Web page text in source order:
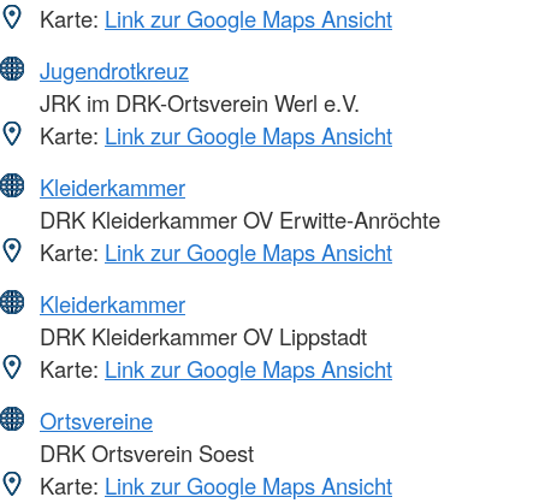
Karte: Link zur Google Maps Ansicht
Jugendrotkreuz
JRK im DRK-Ortsverein Werl e.V.
Karte: Link zur Google Maps Ansicht
Kleiderkammer
DRK Kleiderkammer OV Erwitte-Anröchte
Karte: Link zur Google Maps Ansicht
Kleiderkammer
DRK Kleiderkammer OV Lippstadt
Karte: Link zur Google Maps Ansicht
Ortsvereine
DRK Ortsverein Soest
Karte: Link zur Google Maps Ansicht